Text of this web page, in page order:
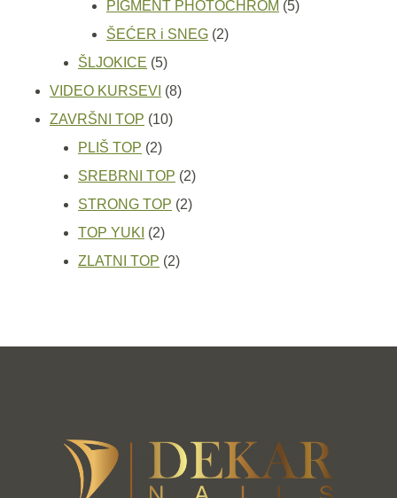
proizvoda
PIGMENT PHOTOCHROM 55
ŠEĆER i SNEG 22
ŠLJOKICE 55
proizvoda
VIDEO KURSEVI 88
ZAVRŠNI TOP 1010
PLIŠ TOP 22
proizvoda
SREBRNI TOP 22
proizvoda
STRONG TOP 22
TOP YUKI 22
proizvoda
ZLATNI TOP 22